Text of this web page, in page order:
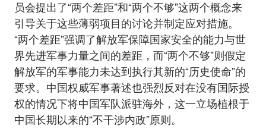
员会提出了“两个差距”和“两个不够”这两个概念来
引导关于这些薄弱项目的讨论并制定应对措施。
“两个差距”强调了解放军保障国家安全的能力与世
界先进军事力量之间的差距，而“两个不够”则假定
解放军的军事能力未达到执行其新的“历史使命”的
要求。中国权威军事著述也强烈反对在没有国际授
权的情况下将中国军队派驻海外，这一立场植根于
中国长期以来的“不干涉内政”原则。